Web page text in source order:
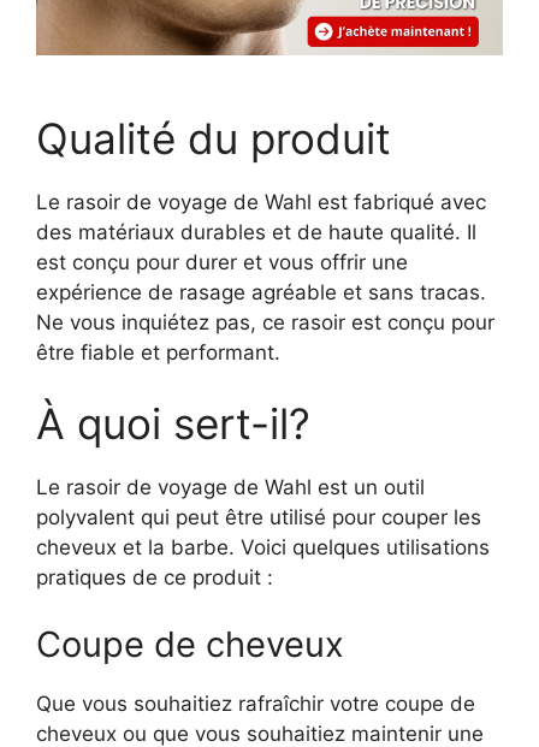
Qualité du produit
Le rasoir de voyage de Wahl est fabriqué avec
des matériaux durables et de haute qualité. Il
est conçu pour durer et vous offrir une
expérience de rasage agréable et sans tracas.
Ne vous inquiétez pas, ce rasoir est conçu pour
être fiable et performant.
À quoi sert-il?
Le rasoir de voyage de Wahl est un outil
polyvalent qui peut être utilisé pour couper les
cheveux et la barbe. Voici quelques utilisations
pratiques de ce produit :
Coupe de cheveux
Que vous souhaitiez rafraîchir votre coupe de
cheveux ou que vous souhaitiez maintenir une